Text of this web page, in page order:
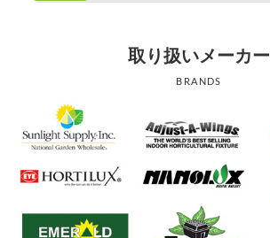
取り扱いメーカー
BRANDS